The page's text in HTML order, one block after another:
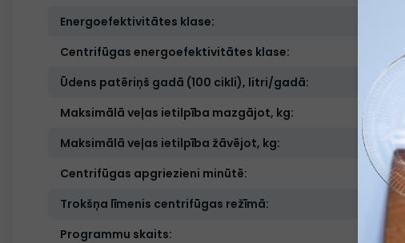
Energoefektivitātes klase:
Centrifūgas energoefektivitātes klase:
Ūdens patēriņš gadā (100 cikli), litri/gadā:
Maksimālā veļas ietilpība mazgājot, kg:
Maksimālā veļas ietilpība žāvējot, kg:
Centrifūgas apgriezieni minūtē:
Trokšņa līmenis centrifūgas režīmā:
Programmu skaits: